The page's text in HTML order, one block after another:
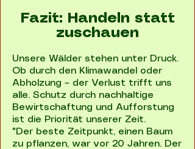
Fazit: Handeln statt
zuschauen
Unsere Wälder stehen unter Druck.
Ob durch den Klimawandel oder
Abholzung – der Verlust trifft uns
alle. Schutz durch nachhaltige
Bewirtschaftung und Aufforstung
ist die Priorität unserer Zeit.
"Der beste Zeitpunkt, einen Baum
zu pflanzen, war vor 20 Jahren. Der